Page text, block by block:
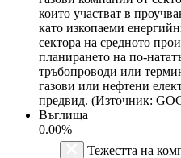
които участват в
като изкопаеми
сектора на средното
планирането на по-
тръбопроводи или
газови или нефтени
предвид. (Източник:
Въглища
0.00%
Тежестта на